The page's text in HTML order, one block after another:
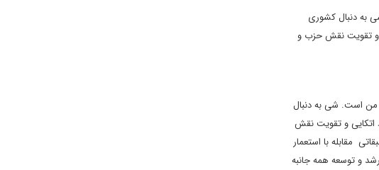
به دنبال کشوری
و تقویت نقش حزب و
من است. شی به دنبال
اتکایی و تقویت نقش
مائو بر اساس مبارزه طبقاتی مقابله با استعمار
گشایش بر رشد و توسعه همه جانبه